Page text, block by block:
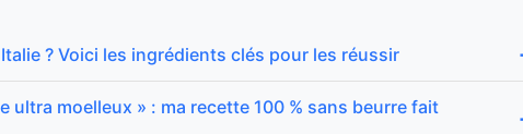
? Voici les ingrédients clés pour les réussir
ultra moelleux » : ma recette 100 % sans beurre fait